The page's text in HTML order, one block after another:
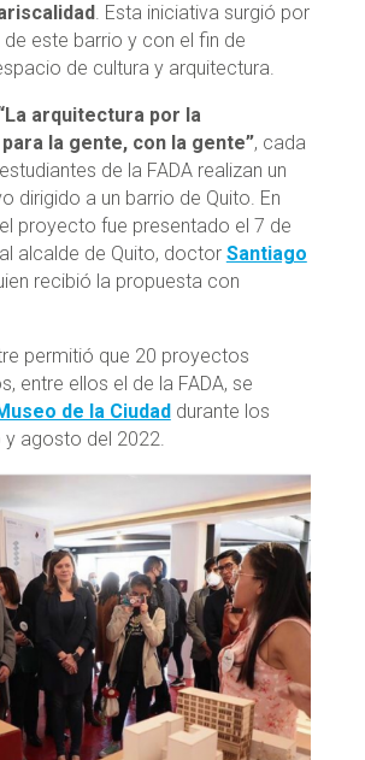
. Esta iniciativa surgió por
de este barrio y con el fin de
de cultura y arquitectura.
arquitectura por la
la gente, con la gente”, cada
de la FADA realizan un
dirigido a un barrio de Quito. En
proyecto fue presentado el 7 de
alcalde de Quito, doctor Santiago
recibió la propuesta con
permitió que 20 proyectos
entre ellos el de la FADA, se
de la Ciudad durante los
y agosto del 2022.